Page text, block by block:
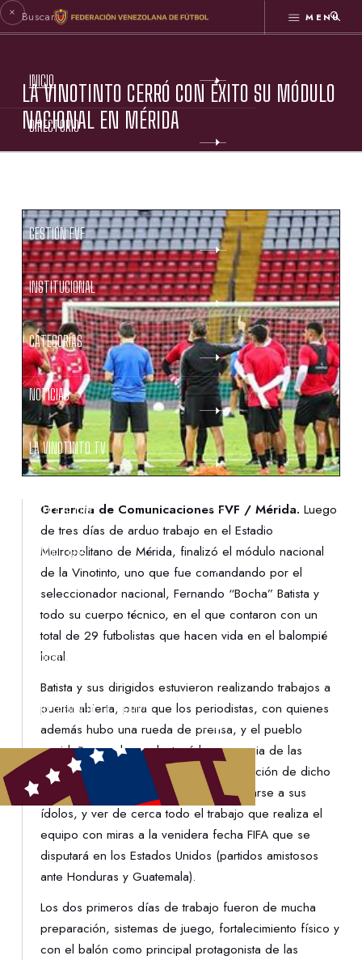
MENÚ
INICIO
DIRECTORIO
GESTIÓN FVF
INSTITUCIONAL
CATEGORÍAS
NOTICIAS
LA VINOTINTO TV
NOTIFICACIONES
NORMATIVAS
CONTACTO
DENUNCIAS
PROTECCIÓN DE LA INFANCIA
LA VINOTINTO CERRÓ CON ÉXITO SU MÓDULO
NACIONAL EN MÉRIDA
Gerencia de Comunicaciones FVF / Mérida.Luego
de tres días de arduo trabajo en el Estadio
Metropolitano de Mérida, finalizó el módulo nacional
de la Vinotinto, uno que fue comandando por el
seleccionador nacional, Fernando “Bocha” Batista y
todo su cuerpo técnico, en el que contaron con un
total de 29 futbolistas que hacen vida en el balompié
local.
Batista y sus dirigidos estuvieron realizando trabajos a
puerta abierta, para que los periodistas, con quienes
además hubo una rueda de prensa, y el pueblo
merideño en el que destacó la presencia de las
academias que hacen vida en la asociación de dicho
estado tuvieran la posibilidad de acercarse a sus
ídolos, y ver de cerca todo el trabajo que realiza el
equipo con miras a la venidera fecha FIFA que se
disputará en los Estados Unidos (partidos amistosos
ante Honduras y Guatemala).
Los dos primeros días de trabajo fueron de mucha
preparación, sistemas de juego, fortalecimiento físico y
con el balón como principal protagonista de las